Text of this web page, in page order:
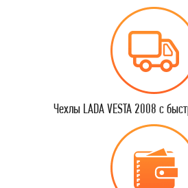
Чехлы LADA VESTA 2008 с